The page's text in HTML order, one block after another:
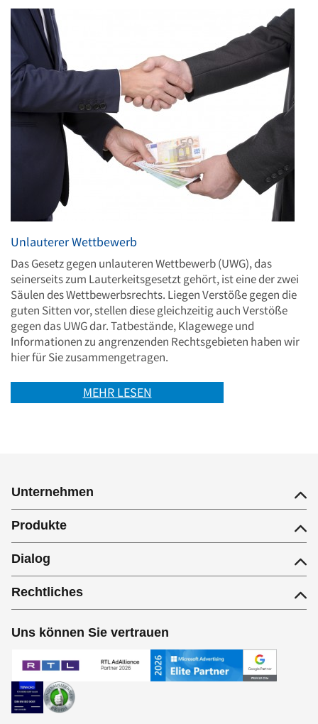
Unlauterer Wettbewerb
Das Gesetz gegen unlauteren Wettbewerb (UWG), das
seinerseits zum Lauterkeitsgesetzt gehört, ist eine der zwei
Säulen des Wettbewerbsrechts. Liegen Verstöße gegen die
guten Sitten vor, stellen diese gleichzeitig auch Verstöße
gegen das UWG dar. Tatbestände, Klagewege und
Informationen zu angrenzenden Rechtsgebieten haben wir
hier für Sie zusammengetragen.
MEHR LESEN
Unternehmen
Produkte
Dialog
Rechtliches
Uns können Sie vertrauen